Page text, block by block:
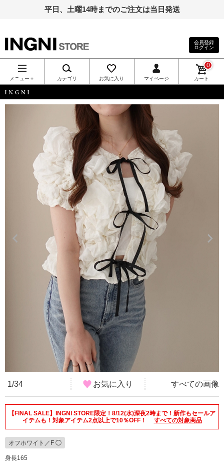
平日、土曜14時までのご注文は当日発送
INGNI（イン
グ）公式通
販｜INGNI
STORE
会員登録
ログイン
メニュー＋ カテゴリ お気に入り マイページ カート
0
INGNI
1/34 お気に入り すべての画像
【FINAL SALE】INGNI STORE限定！8/12(水)深夜2時まで！新作もセールア
イテムも！対象アイテム2点以上で10％OFF！
すべての対象商品
オフホワイト／F ◯
身長165